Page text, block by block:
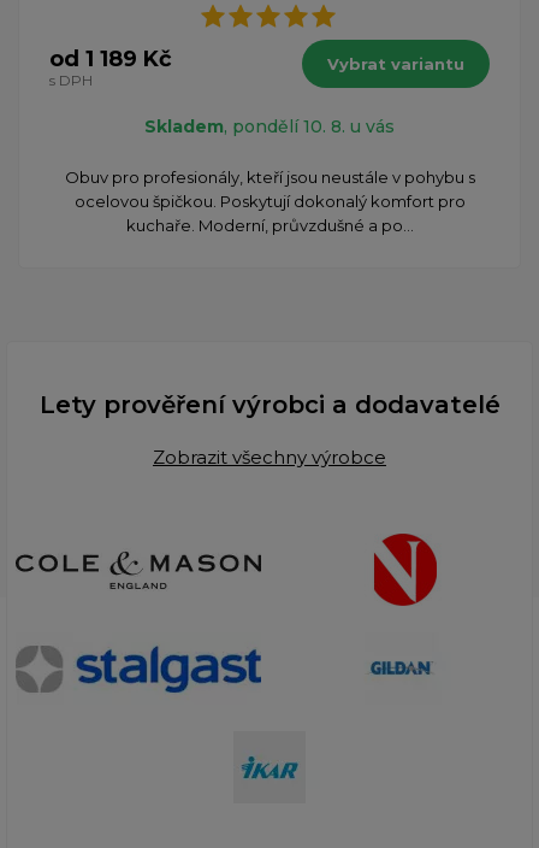
od 1 189 Kč
s DPH
Vybrat variantu
Skladem, pondělí 10. 8. u vás
Obuv pro profesionály, kteří jsou neustále v pohybu s
ocelovou špičkou. Poskytují dokonalý komfort pro
kuchaře. Moderní, průvzdušné a po...
Lety prověření výrobci a dodavatelé
Zobrazit všechny výrobce